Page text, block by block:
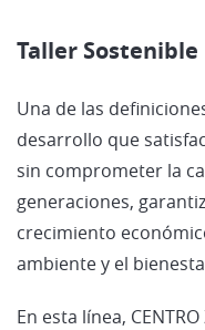
Taller Sostenible
Una de las
desarrollo que
sin comprometer la
generaciones,
crecimiento
ambiente y el
En esta línea,